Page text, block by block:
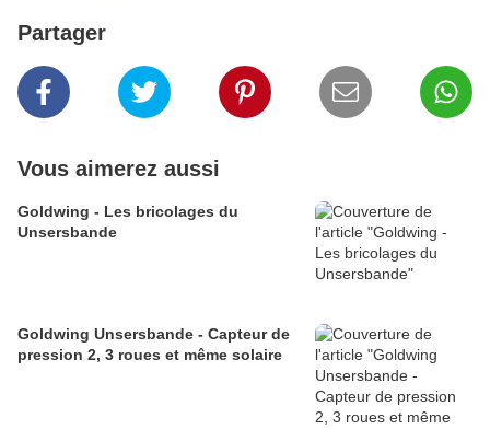
Partager
Vous aimerez aussi
Goldwing - Les bricolages du
Unsersbande
Goldwing Unsersbande - Capteur de
pression 2, 3 roues et même solaire